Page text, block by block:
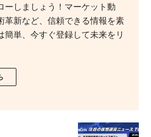
ーしましょう！マーケット動
革新など、信頼できる情報を素
単、今すぐ登録して未来をリ